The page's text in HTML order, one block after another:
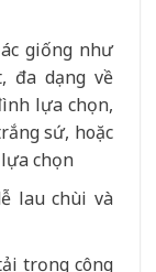
giống như
đa dạng về
lựa chọn,
sứ, hoặc
chọn
lau chùi và
trọng công